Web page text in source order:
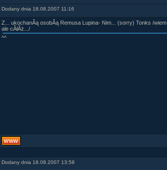
Dodany dnia 18.08.2007 11:16
Z... ukochanÂą osobÂą Remusa Lupina- Nim... (sorry) Tonks /
ale cĂłÂż.../
^^
Dodany dnia 18.08.2007 13:58